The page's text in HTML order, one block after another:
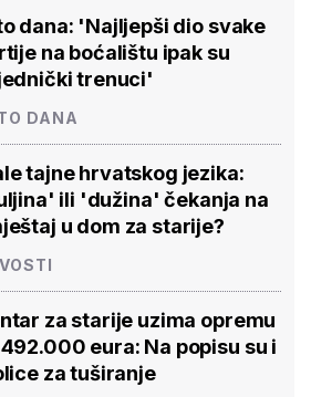
dana: 'Najljepši dio svake
na boćalištu ipak su
trenuci'
DANA
tajne hrvatskog jezika:
ili 'dužina' čekanja na
u dom za starije?
za starije uzima opremu
eura: Na popisu su i
za tuširanje